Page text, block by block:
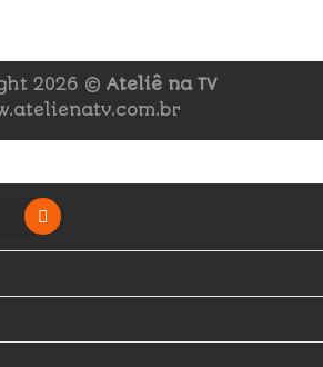
2026 © Ateliê na TV